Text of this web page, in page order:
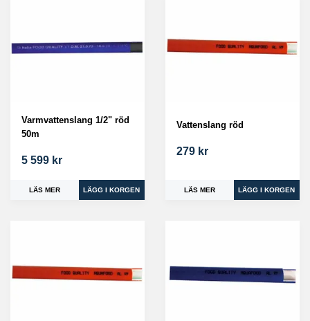
Varmvattenslang 1/2" röd
50m
5 599 kr
LÄS MER
Vattenslang röd
279 kr
LÄS MER